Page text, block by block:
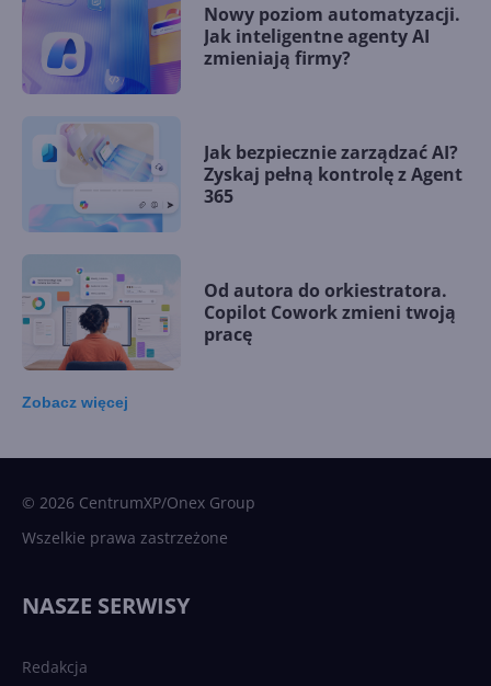
Nowy poziom automatyzacji.
Jak inteligentne agenty AI
zmieniają firmy?
Jak bezpiecznie zarządzać AI?
Zyskaj pełną kontrolę z Agent
365
Od autora do orkiestratora.
Copilot Cowork zmieni twoją
pracę
Zobacz więcej
© 2026 CentrumXP/Onex Group
Wszelkie prawa zastrzeżone
NASZE SERWISY
Redakcja